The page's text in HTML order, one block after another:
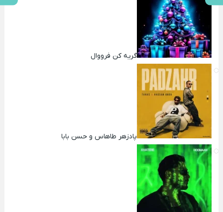
گریه کن فرووال
پادزهر طاهاس و حسن بابا